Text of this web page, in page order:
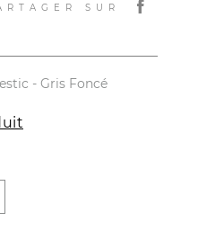
SUR
- Gris Foncé